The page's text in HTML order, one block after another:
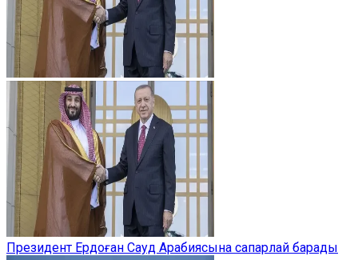
Президент Ердоған Сауд Арабиясына сапарлай барады